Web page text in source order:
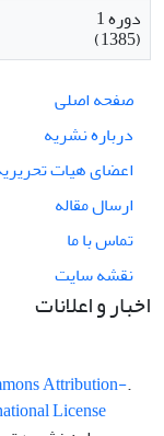
دوره 1
(1385)
صفحه اصلی
درباره نشریه
اعضای هیات
ارسال مقاله
تماس با ما
نقشه سایت
اخبار و اعلانات
.This work is licensed under a
Attribution-
License